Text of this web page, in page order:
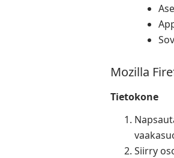
Mozilla
Tietokone
Siirry